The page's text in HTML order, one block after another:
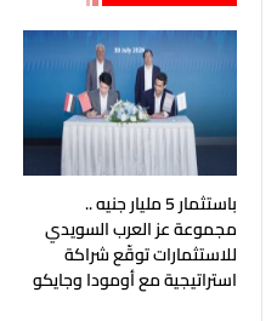
باستثمار 5 مليار جنيه ..
مجموعة عز العرب السويدي
للاستثمارات توقّع شراكة
استراتيجية مع أومودا وجايكو